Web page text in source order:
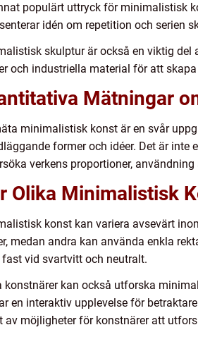
populärt uttryck för minimalistisk
idén om repetition och serien
skulptur är också en viktig del
och industriella material för att
Mätningar
minimalistisk konst är en svår
former och idéer. Det är
verkens proportioner,
Olika Minimalistisk
konst kan variera avsevärt
medan andra kan använda enkla
vid svartvitt och neutralt.
konstnärer kan också utforska
en interaktiv upplevelse för
av möjligheter för konstnärer att